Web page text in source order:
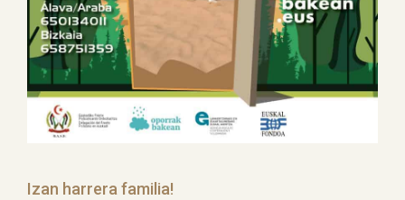
Izan harrera familia!